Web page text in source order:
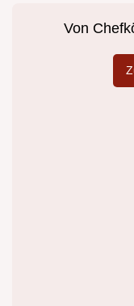
Von